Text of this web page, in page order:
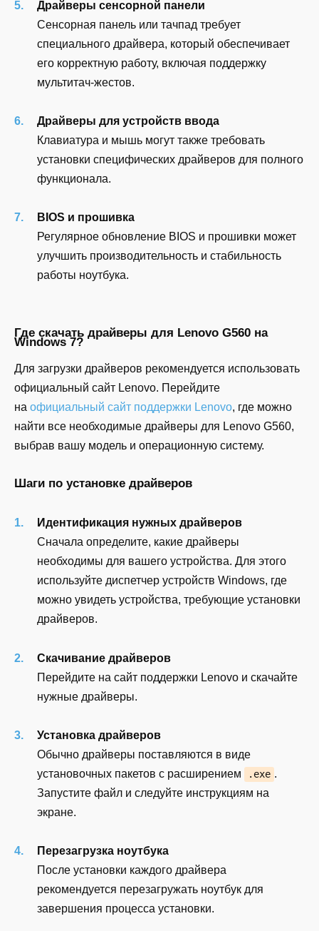
Драйверы сенсорной панели
Сенсорная панель или тачпад требует
специального драйвера, который обеспечивает
его корректную работу, включая поддержку
мультитач-жестов.
Драйверы для устройств ввода
Клавиатура и мышь могут также требовать
установки специфических драйверов для полного
функционала.
BIOS и прошивка
Регулярное обновление BIOS и прошивки может
улучшить производительность и стабильность
работы ноутбука.
Где скачать драйверы для Lenovo G560 на
Windows 7?
Для загрузки драйверов рекомендуется использовать
официальный сайт Lenovo. Перейдите
на официальный сайт поддержки Lenovo, где можно
найти все необходимые драйверы для Lenovo G560,
выбрав вашу модель и операционную систему.
Шаги по установке драйверов
Идентификация нужных драйверов
Сначала определите, какие драйверы
необходимы для вашего устройства. Для этого
используйте диспетчер устройств Windows, где
можно увидеть устройства, требующие установки
драйверов.
Скачивание драйверов
Перейдите на сайт поддержки Lenovo и скачайте
нужные драйверы.
Установка драйверов
Обычно драйверы поставляются в виде
установочных пакетов с расширением
.exe .
Запустите файл и следуйте инструкциям на
экране.
Перезагрузка ноутбука
После установки каждого драйвера
рекомендуется перезагружать ноутбук для
завершения процесса установки.